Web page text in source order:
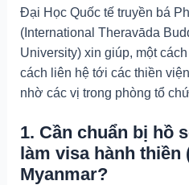
Đại Học Quốc tế truyền bá
(International Theravāda
University) xin giúp, một
cách liên hệ tới các thiền
nhờ các vị trong phòng tổ
1. Cần chuẩn bị hồ
làm visa hành thiền
Myanmar?